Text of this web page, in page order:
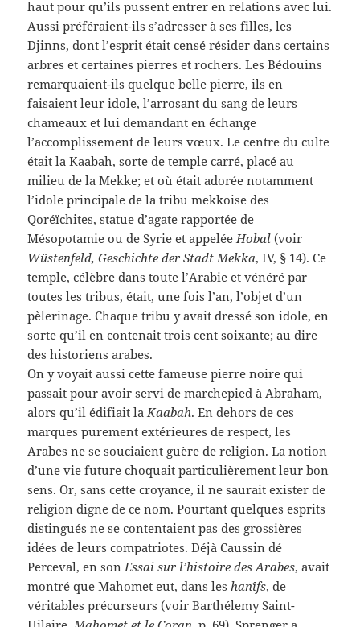
haut pour qu’ils pussent entrer en relations avec lui.
Aussi préféraient-ils s’adresser à ses filles, les
Djinns, dont l’esprit était censé résider dans certains
arbres et certaines pierres et rochers. Les Bédouins
remarquaient-ils quelque belle pierre, ils en
faisaient leur idole, l’arrosant du sang de leurs
chameaux et lui demandant en échange
l’accomplissement de leurs vœux. Le centre du culte
était la Kaabah, sorte de temple carré, placé au
milieu de la Mekke; et où était adorée notamment
l’idole principale de la tribu mekkoise des
Qoréïchites, statue d’agate rapportée de
Mésopotamie ou de Syrie et appeléeHobal (voir
Wüstenfeld, Geschichte der Stadt Mekka, IV, § 14). Ce
temple, célèbre dans toute l’Arabie et vénéré par
toutes les tribus, était, une fois l’an, l’objet d’un
pèlerinage. Chaque tribu y avait dressé son idole, en
sorte qu’il en contenait trois cent soixante; au dire
des historiens arabes.
On y voyait aussi cette fameuse pierre noire qui
passait pour avoir servi de marchepied à Abraham,
alors qu’il édifiait laKaabah. En dehors de ces
marques purement extérieures de respect, les
Arabes ne se souciaient guère de religion. La notion
d’une vie future choquait particulièrement leur bon
sens. Or, sans cette croyance, il ne saurait exister de
religion digne de ce nom. Pourtant quelques esprits
distingués ne se contentaient pas des grossières
idées de leurs compatriotes. Déjà Caussin dé
Perceval, en sonEssai sur l’histoire des Arabes, avait
montré que Mahomet eut, dans leshanîfs, de
véritables précurseurs (voir Barthélemy Saint-